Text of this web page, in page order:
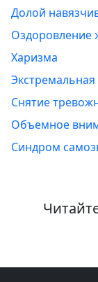
Долой
Оздоровление
Харизма
Снятие
Объемное
Синдром